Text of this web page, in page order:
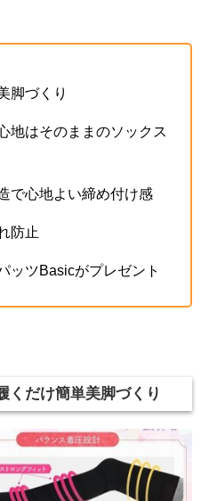
脚づくり
地はそのままのソックス
で心地よい締め付け感
防止
ッツBasicがプレゼント
くだけ簡単美脚づくり